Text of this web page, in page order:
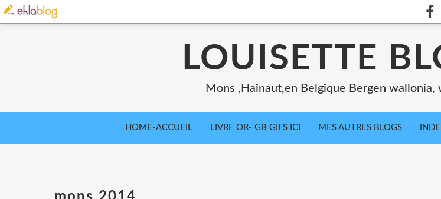
LOUISETTE
Mons ,Hainaut,en Belgique Bergen wallonia,
HOME-ACCUEIL LIVRE OR- GB GIFS ICI MES AUTRES BLOGS